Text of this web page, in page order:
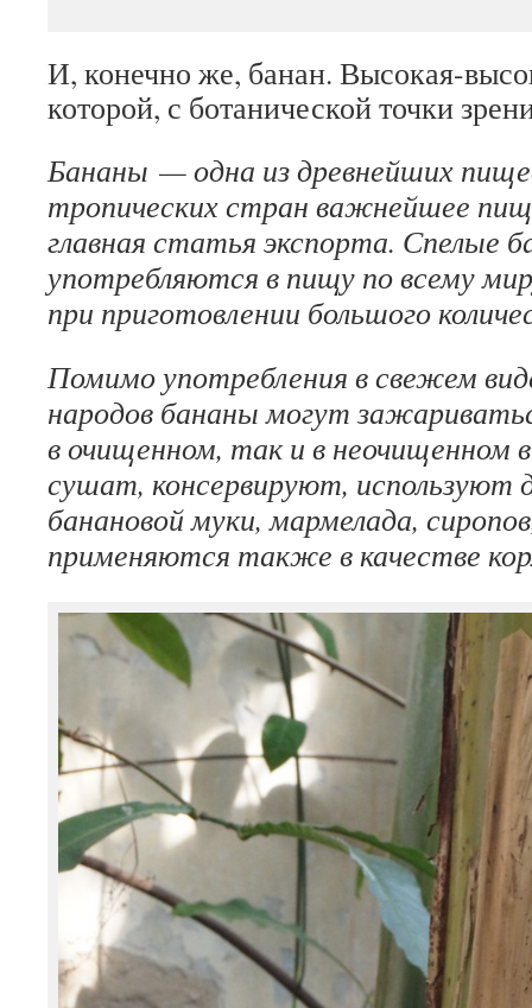
И, конечно же, банан. Высокая-
которой, с ботанической точки
Бананы — одна из древнейших
тропических стран важнейшее
главная статья экспорта. Спелые
употребляются в пищу по всему
при приготовлении большого
Помимо употребления в свежем
народов бананы могут
в очищенном, так и в неочищенном
сушат, консервируют, используют
банановой муки, мармелада,
применяются также в качестве